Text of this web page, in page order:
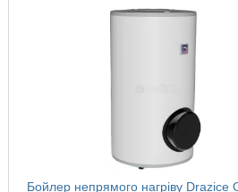
Бойлер непрямого нагріву Drazice